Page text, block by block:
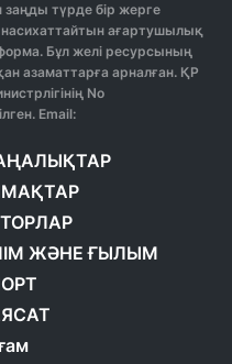
түрде бір жерге
ағартушылық
Бұл желі ресурсының
азаматтарға арналған. ҚР
No
Email:
ЖӘНЕ ҒЫЛЫМ